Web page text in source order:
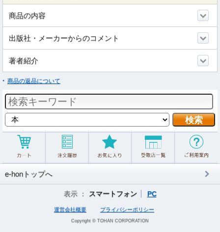
商品の内容
出版社・メーカーからのコメント
著者紹介
商品の返品について
e-honトップへ
表示 ： スマートフォン PC
運営会社概要 プライバシーポリシー
Copyright © TOHAN CORPORATION